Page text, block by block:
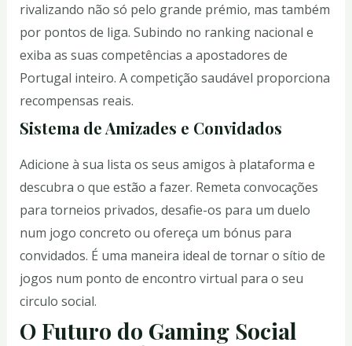
rivalizando não só pelo grande prémio, mas também
por pontos de liga. Subindo no ranking nacional e
exiba as suas competências a apostadores de
Portugal inteiro. A competição saudável proporciona
recompensas reais.
Sistema de Amizades e Convidados
Adicione à sua lista os seus amigos à plataforma e
descubra o que estão a fazer. Remeta convocações
para torneios privados, desafie-os para um duelo
num jogo concreto ou ofereça um bónus para
convidados. É uma maneira ideal de tornar o sítio de
jogos num ponto de encontro virtual para o seu
circulo social.
O Futuro do Gaming Social